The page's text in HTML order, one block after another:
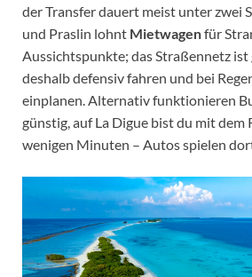
der Transfer dauert meist unter zwei
und Praslin lohnt Mietwagenfür
Aussichtspunkte; das Straßennetz ist
deshalb defensiv fahren und bei
einplanen. Alternativ funktionieren
günstig, auf La Digue bist du mit dem
wenigen Minuten – Autos spielen